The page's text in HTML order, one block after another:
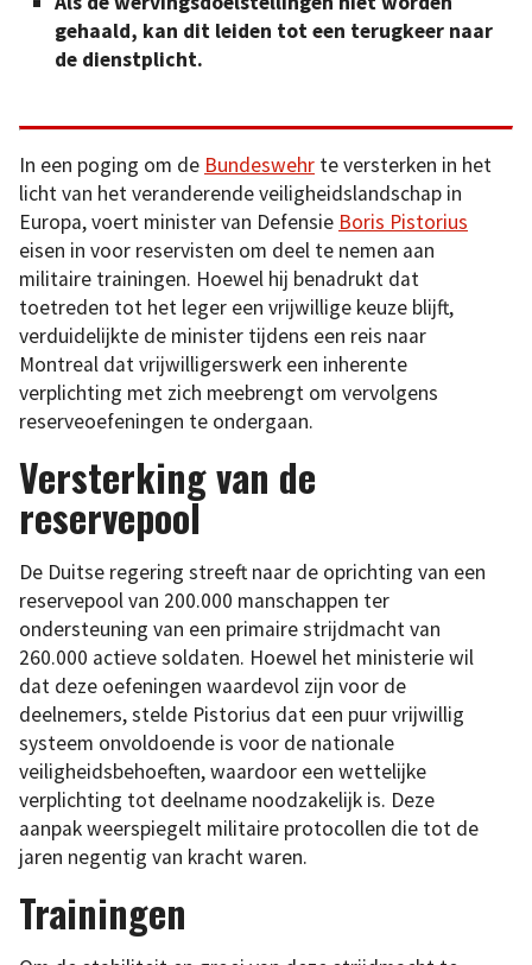
gehaald, kan dit leiden tot een terugkeer naar
de dienstplicht.
In een poging om de Bundeswehr te versterken in het
licht van het veranderende veiligheidslandschap in
Europa, voert minister van Defensie Boris Pistorius
eisen in voor reservisten om deel te nemen aan
militaire trainingen. Hoewel hij benadrukt dat
toetreden tot het leger een vrijwillige keuze blijft,
verduidelijkte de minister tijdens een reis naar
Montreal dat vrijwilligerswerk een inherente
verplichting met zich meebrengt om vervolgens
reserveoefeningen te ondergaan.
Versterking van de
reservepool
De Duitse regering streeft naar de oprichting van een
reservepool van 200.000 manschappen ter
ondersteuning van een primaire strijdmacht van
260.000 actieve soldaten. Hoewel het ministerie wil
dat deze oefeningen waardevol zijn voor de
deelnemers, stelde Pistorius dat een puur vrijwillig
systeem onvoldoende is voor de nationale
veiligheidsbehoeften, waardoor een wettelijke
verplichting tot deelname noodzakelijk is. Deze
aanpak weerspiegelt militaire protocollen die tot de
jaren negentig van kracht waren.
Trainingen